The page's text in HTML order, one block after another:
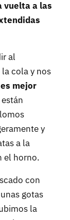
vuelta a las
al
cola y nos
mejor
y
a la
el horno.
con
gotas
la